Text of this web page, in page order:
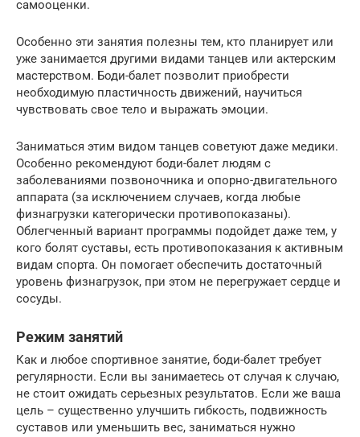
самооценки.
Особенно эти занятия полезны тем, кто планирует или
уже занимается другими видами танцев или актерским
мастерством. Боди-балет позволит приобрести
необходимую пластичность движений, научиться
чувствовать свое тело и выражать эмоции.
Заниматься этим видом танцев советуют даже медики.
Особенно рекомендуют боди-балет людям с
заболеваниями позвоночника и опорно-двигательного
аппарата (за исключением случаев, когда любые
физнагрузки категорически противопоказаны).
Облегченный вариант программы подойдет даже тем, у
кого болят суставы, есть противопоказания к активным
видам спорта. Он помогает обеспечить достаточный
уровень физнагрузок, при этом не перегружает сердце и
сосуды.
Режим занятий
Как и любое спортивное занятие, боди-балет требует
регулярности. Если вы занимаетесь от случая к случаю,
не стоит ожидать серьезных результатов. Если же ваша
цель – существенно улучшить гибкость, подвижность
суставов или уменьшить вес, заниматься нужно